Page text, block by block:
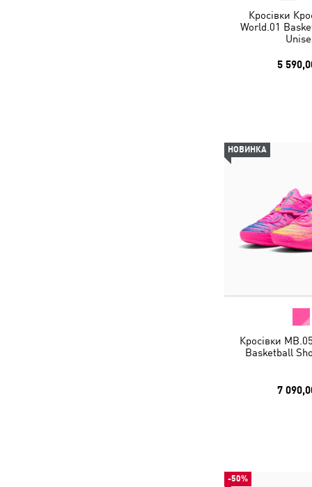
Кросівки
World.01
5
НОВИНКА
Кросівки
Basketball
7
-50%